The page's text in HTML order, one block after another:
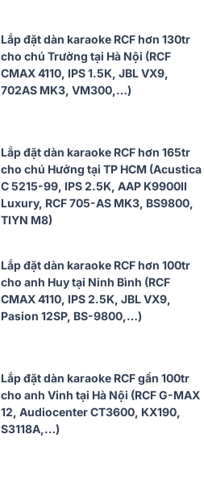
Lắp đặt dàn karaoke RCF hơn 130tr
cho chú Trường tại Hà Nội (RCF
CMAX 4110, IPS 1.5K, JBL VX9,
702AS MK3, VM300,…)
Lắp đặt dàn karaoke RCF hơn 165tr
cho chú Hưởng tại TP HCM (Acustica
C 5215-99, IPS 2.5K, AAP K9900II
Luxury, RCF 705-AS MK3, BS9800,
TIYN M8)
Lắp đặt dàn karaoke RCF hơn 100tr
cho anh Huy tại Ninh Bình (RCF
CMAX 4110, IPS 2.5K, JBL VX9,
Pasion 12SP, BS-9800,…)
Lắp đặt dàn karaoke RCF gần 100tr
cho anh Vinh tại Hà Nội (RCF G-MAX
12, Audiocenter CT3600, KX190,
S3118A,…)